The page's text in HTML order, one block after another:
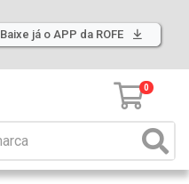
Baixe já o APP da ROFE
0